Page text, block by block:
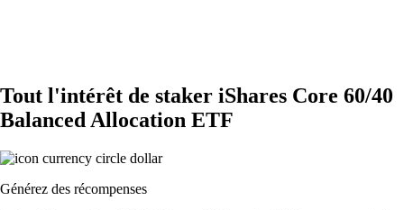
Tout l'intérêt de staker iShares Core 60/40
Balanced Allocation ETF
Générez des récompenses